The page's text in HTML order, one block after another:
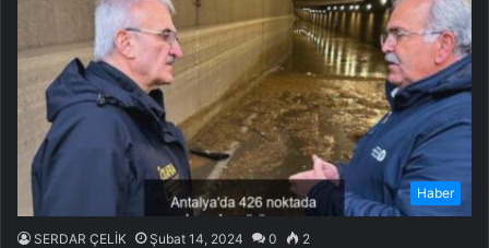
Haber
SERDAR ÇELİK Şubat 14, 2024 0 2